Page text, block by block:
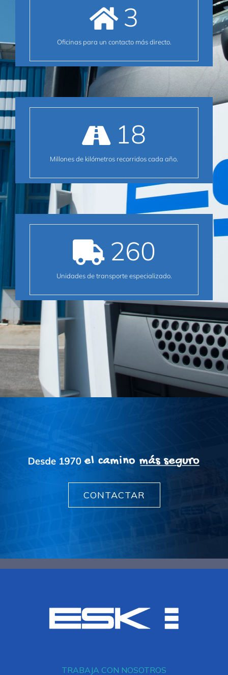
3
Oficinas para un contacto más directo.
18
Millones de kilómetros recorridos cada año.
260
Unidades de transporte especializado.
CONTACTAR
TRABAJA CON NOSOTROS